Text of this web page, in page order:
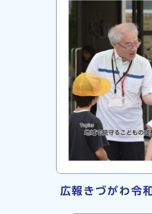
広報きづがわ令